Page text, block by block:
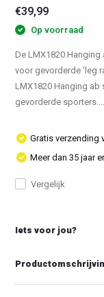
€39,99
Op voorraad
De LMX1820
voor gevorderde 'leg
LMX1820 Hanging
gevorderde
Gratis verzending
Meer dan 35 jaar
Vergelijk
Iets voor jou?